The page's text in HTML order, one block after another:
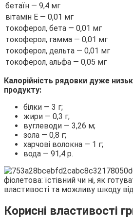
бетаїн — 9,4 мг
вітамін Е — 0,01 мг
токоферол, бета — 0,01 мг
токоферол, гамма — 0,01 мг
токоферол, дельта — 0,01 мг
токоферол, альфа — 0,05 мг
Калорійність рядовки дуже
продукту:
білки — 3 г;
жири — 0,3 г;
вуглеводи — 3,26 м;
зола — 0,8 г;
харчові волокна — 1 г;
вода — 91,4 р.
Корисні властивості